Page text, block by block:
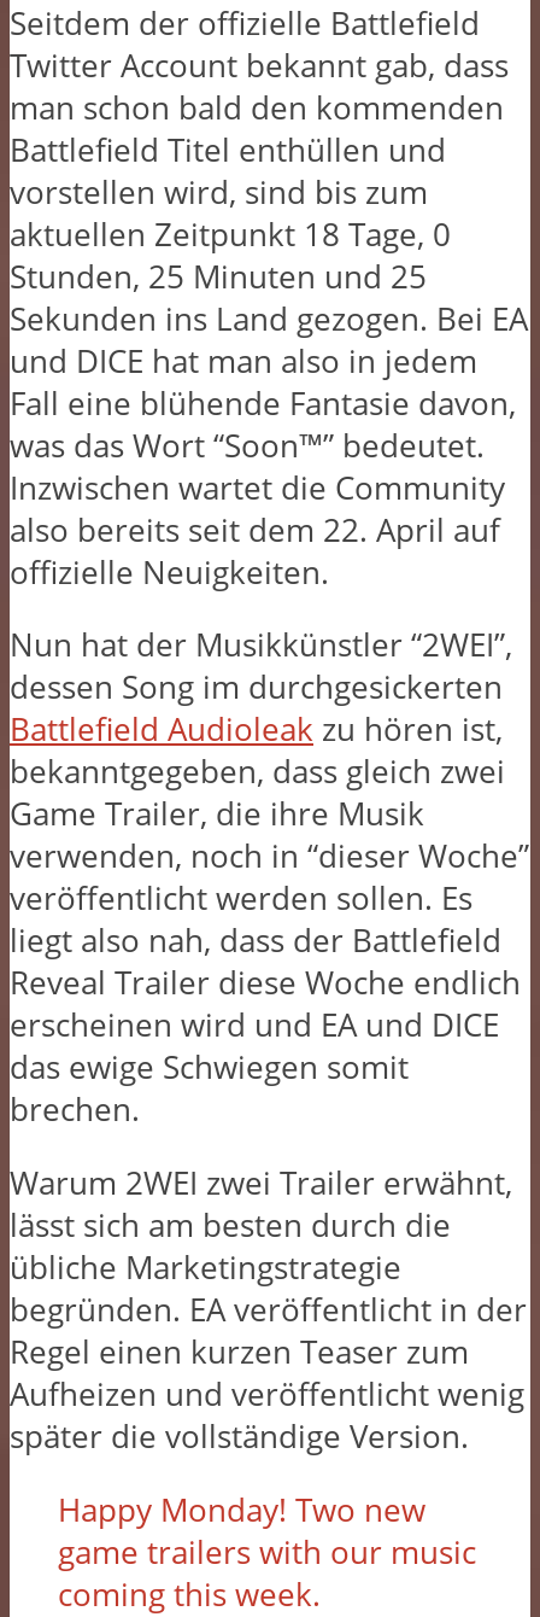
Seitdem der offizielle Battlefield
Twitter Account bekannt gab, dass
man schon bald den kommenden
Battlefield Titel enthüllen und
vorstellen wird, sind bis zum
aktuellen Zeitpunkt 18 Tage, 0
Stunden, 25 Minuten und 25
Sekunden ins Land gezogen. Bei EA
und DICE hat man also in jedem
Fall eine blühende Fantasie davon,
was das Wort “Soon™” bedeutet.
Inzwischen wartet die Community
also bereits seit dem 22. April auf
offizielle Neuigkeiten.
Nun hat der Musikkünstler “2WEI”,
dessen Song im durchgesickerten
Battlefield Audioleak zu hören ist,
bekanntgegeben, dass gleich zwei
Game Trailer, die ihre Musik
verwenden, noch in “dieser Woche”
veröffentlicht werden sollen. Es
liegt also nah, dass der Battlefield
Reveal Trailer diese Woche endlich
erscheinen wird und EA und DICE
das ewige Schwiegen somit
brechen.
Warum 2WEI zwei Trailer erwähnt,
lässt sich am besten durch die
übliche Marketingstrategie
begründen. EA veröffentlicht in der
Regel einen kurzen Teaser zum
Aufheizen und veröffentlicht wenig
später die vollständige Version.
Happy Monday! Two new
game trailers with our music
coming this week.